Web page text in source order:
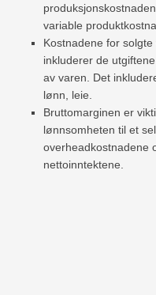
variable
Kostnadene for
inkluderer de
av varen. Det
lønn, leie.
Bruttomarginen er
lønnsomheten til et
overheadkostnadene
nettoinntektene.